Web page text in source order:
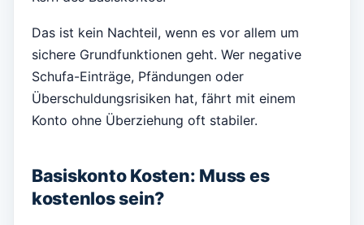
Das ist kein Nachteil, wenn es vor allem um
sichere Grundfunktionen geht. Wer negative
Schufa-Einträge, Pfändungen oder
Überschuldungsrisiken hat, fährt mit einem
Konto ohne Überziehung oft stabiler.
Basiskonto Kosten: Muss es
kostenlos sein?